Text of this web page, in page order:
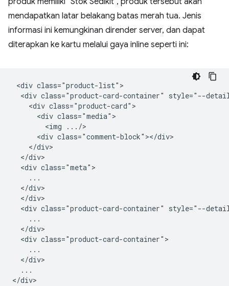
mendapatkan latar belakang batas merah tua. Jenis
informasi ini kemungkinan dirender server, dan dapat
diterapkan ke kartu melalui gaya inline seperti ini:
<div class="product-list">
<div class="product-card-container" style="--
    <div class="product-card">
      <div class="media">
        <img .../>
      <div class="comment-block"></div>
    </div>
  </div>
  <div class="meta">
    ...
  </div>
  </div>
<div class="product-card-container" style="--
    ...
  </div>
  <div class="product-card-container">
    ...
  </div>
  ...
</div>